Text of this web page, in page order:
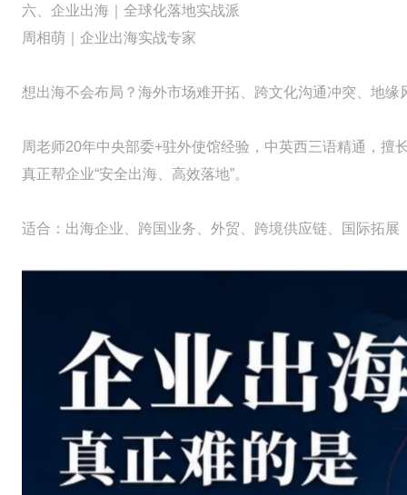
六、企业出海｜全球化落地实战派
周相萌｜企业出海实战专家
想出海不会布局？海外市场难开拓、跨文化沟通冲突、地
周老师20年中央部委+驻外使馆经验，中英西三语精通，
真正帮企业“安全出海、高效落地”。
适合：出海企业、跨国业务、外贸、跨境供应链、国际拓展